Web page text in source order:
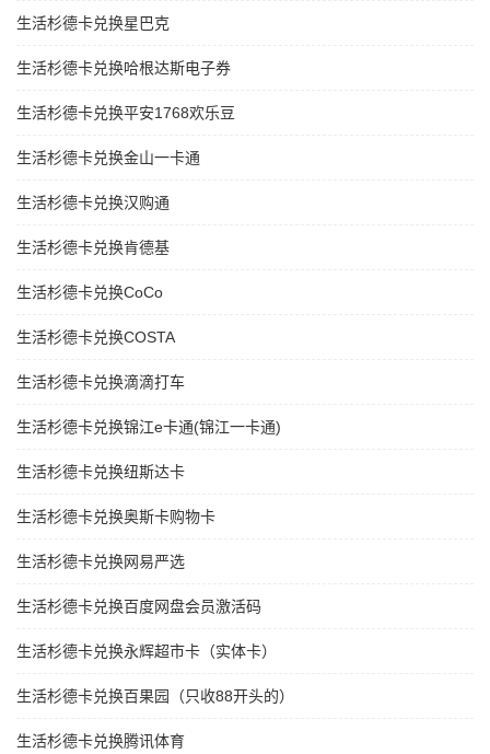
生活杉德卡兑换星巴克
生活杉德卡兑换哈根达斯电子券
生活杉德卡兑换平安1768欢乐豆
生活杉德卡兑换金山一卡通
生活杉德卡兑换汉购通
生活杉德卡兑换肯德基
生活杉德卡兑换CoCo
生活杉德卡兑换COSTA
生活杉德卡兑换滴滴打车
生活杉德卡兑换锦江e卡通(锦江一卡通)
生活杉德卡兑换纽斯达卡
生活杉德卡兑换奥斯卡购物卡
生活杉德卡兑换网易严选
生活杉德卡兑换百度网盘会员激活码
生活杉德卡兑换永辉超市卡（实体卡）
生活杉德卡兑换百果园（只收88开头的）
生活杉德卡兑换腾讯体育